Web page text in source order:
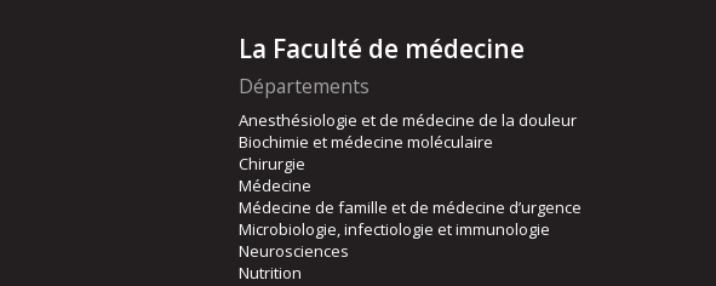
La Faculté de médecine
Départements
Anesthésiologie et de médecine de la douleur
Biochimie et médecine moléculaire
Chirurgie
Médecine
Médecine de famille et de médecine d’urgence
Microbiologie, infectiologie et immunologie
Neurosciences
Nutrition